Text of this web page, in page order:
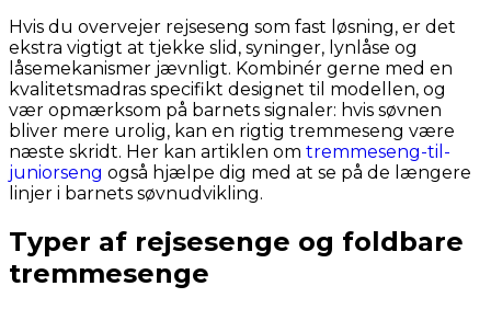
Hvis du overvejer rejseseng som fast løsning, er det
ekstra vigtigt at tjekke slid, syninger, lynlåse og
låsemekanismer jævnligt. Kombinér gerne med en
kvalitetsmadras specifikt designet til modellen, og
vær opmærksom på barnets signaler: hvis søvnen
bliver mere urolig, kan en rigtig tremmeseng være
næste skridt. Her kan artiklen om tremmeseng-til-
juniorseng også hjælpe dig med at se på de længere
linjer i barnets søvnudvikling.
Typer af rejsesenge og foldbare
tremmesenge